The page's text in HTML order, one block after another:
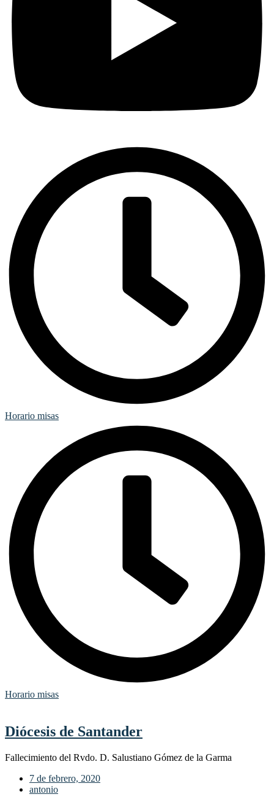
Horario misas
Horario misas
Diócesis de Santander
Fallecimiento del Rvdo. D. Salustiano Gómez de la Garma
7 de febrero, 2020
antonio